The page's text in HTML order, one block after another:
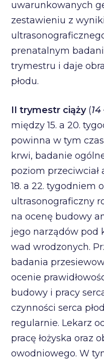
uwarunkowanych
zestawieniu z
prenatalnym
trymestru i daje
płodu.
II trymestr ciąży(
między 15. a 20.
powinna w tym
krwi, badanie
poziom przeciwciał
18. a 22. tygodniem
ultrasonograficzny
na ocenę budowy
jego narządów pod
wad wrodzonych.
badania
ocenie
budowy i pracy
czynności serca
regularnie. Lekarz
pracę łożyska oraz
owodniowego. W